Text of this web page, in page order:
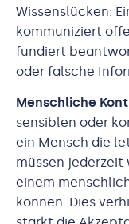
Wissenslücken:
kommuniziert
fundiert
oder falsche
Menschliche
sensiblen oder
ein Mensch die
müssen jederzeit
einem
können. Dies